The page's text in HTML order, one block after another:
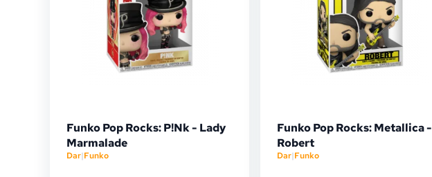
Funko Pop Rocks: P!Nk - Lady
Marmalade
Dar|Funko
Funko Pop Rocks: Metallica -
Robert
Dar|Funko